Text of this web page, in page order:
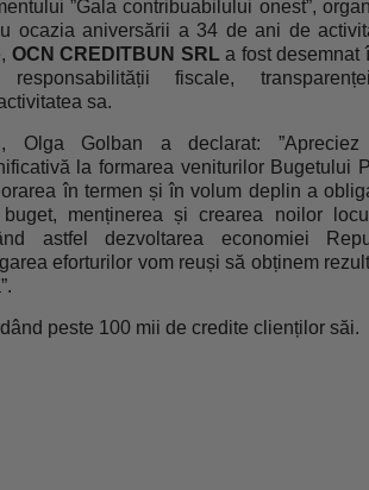
”Gala contribuabilului onest”,
ocazia aniversării a 34 de ani de
OCN CREDITBUN SRLa fost desemnat
fiscale,
sa.
Olga Golban a declarat: ”Apreciez
la formarea veniturilor Bugetului
în termen și în volum deplin a
menținerea și crearea noilor
astfel dezvoltarea economiei
eforturilor vom reuși să obținem
peste 100 mii de credite clienților săi.